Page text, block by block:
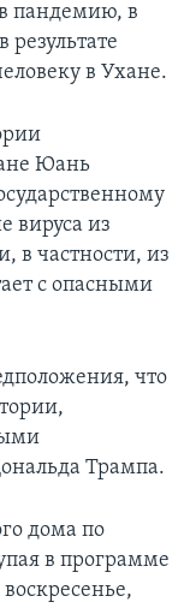
пандемию, в
результате
в Ухане.
Юань
вируса из
в частности, из
с опасными
что
Трампа.
дома по
в программе